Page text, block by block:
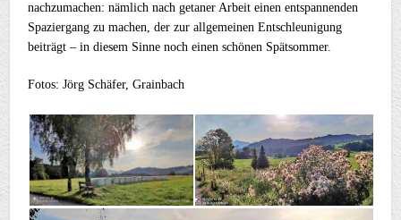
nachzumachen: nämlich nach getaner Arbeit einen entspannenden
Spaziergang zu machen, der zur allgemeinen Entschleunigung
beiträgt – in diesem Sinne noch einen schönen Spätsommer.
Fotos: Jörg Schäfer, Grainbach